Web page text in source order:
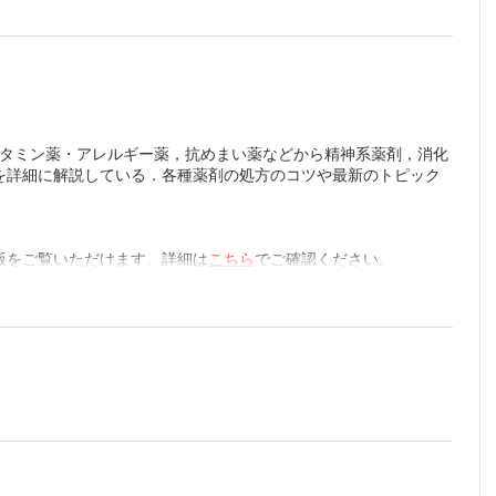
一）
ミン薬・アレルギー薬，抗めまい薬などから精神系薬剤，消化
細に解説している．各種薬剤の処方のコツや最新のトピック
ご覧いただけます。詳細は こちらでご確認ください。